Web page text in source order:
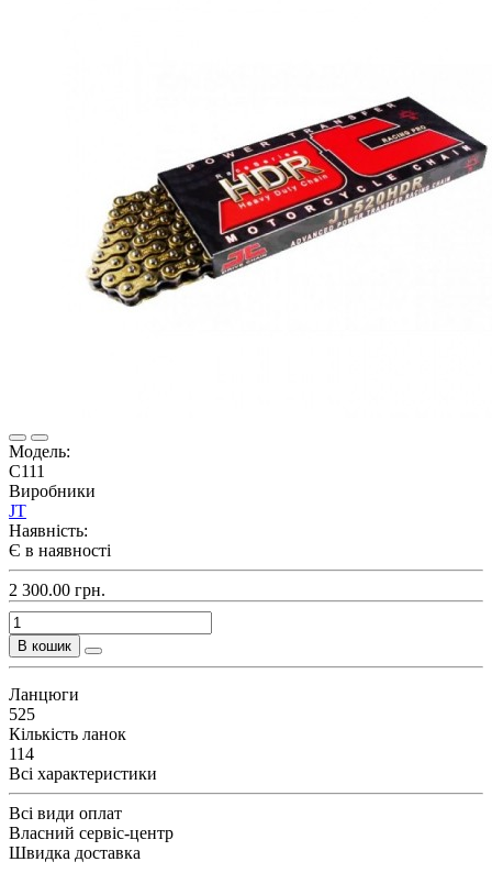
Модель:
C111
Виробники
JT
Наявність:
Є в наявності
2 300.00 грн.
В кошик
Ланцюги
525
Кількість ланок
114
Всі характеристики
Всі види оплат
Власний сервіс-центр
Швидка доставка